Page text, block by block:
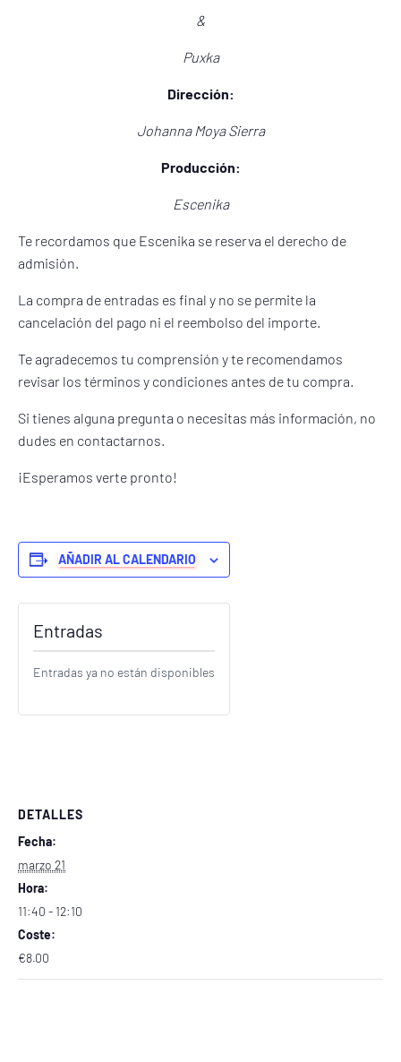
&
Puxka
Dirección:
Johanna Moya Sierra
Producción:
Escenika
Te recordamos que Escenika se reserva el derecho de
admisión.
La compra de entradas es final y no se permite la
cancelación del pago ni el reembolso del importe.
Te agradecemos tu comprensión y te recomendamos
revisar los términos y condiciones antes de tu compra.
Si tienes alguna pregunta o necesitas más información, no
dudes en contactarnos.
¡Esperamos verte pronto!
AÑADIR AL CALENDARIO
DETALLES
Fecha:
marzo 21
Hora:
11:40 - 12:10
Coste:
€8.00
Entradas
Entradas ya no están disponibles